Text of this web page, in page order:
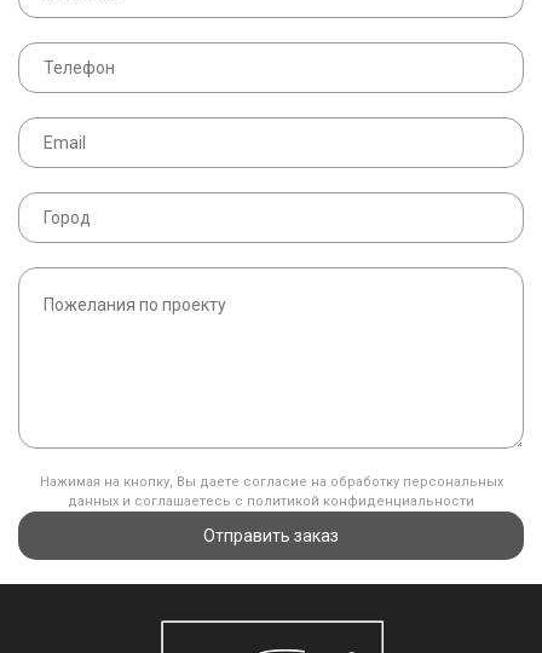
Нажимая на кнопку, Вы даете согласие на обработку персональных
данных и соглашаетесь с политикой конфиденциальности
Отправить заказ